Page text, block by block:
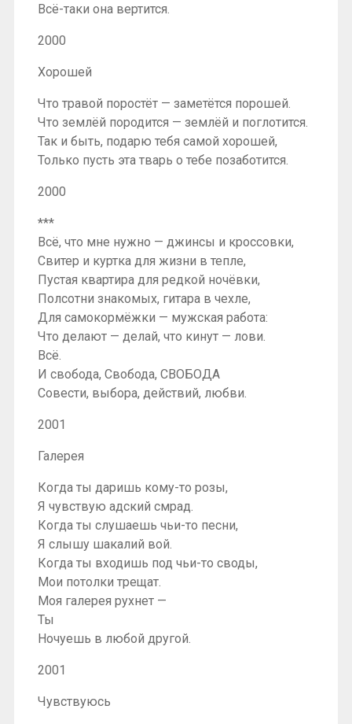
Всё-таки она вертится.
2000
Хорошей
Что травой поростёт — заметётся порошей.
Что землёй породится — землёй и поглотится.
Так и быть, подарю тебя самой хорошей,
Только пусть эта тварь о тебе позаботится.
2000
***
Всё, что мне нужно — джинсы и кроссовки,
Свитер и куртка для жизни в тепле,
Пустая квартира для редкой ночёвки,
Полсотни знакомых, гитара в чехле,
Для самокормёжки — мужская работа:
Что делают — делай, что кинут — лови.
Всё.
И свобода, Свобода, СВОБОДА
Совести, выбора, действий, любви.
2001
Галерея
Когда ты даришь кому-то розы,
Я чувствую адский смрад.
Когда ты слушаешь чьи-то песни,
Я слышу шакалий вой.
Когда ты входишь под чьи-то своды,
Мои потолки трещат.
Моя галерея рухнет —
Ты
Ночуешь в любой другой.
2001
Чувствуюсь